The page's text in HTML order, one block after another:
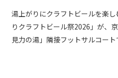
湯上がりにクラフトビールを楽
りクラフトビール祭2026」が、
見力の湯」隣接フットサルコート